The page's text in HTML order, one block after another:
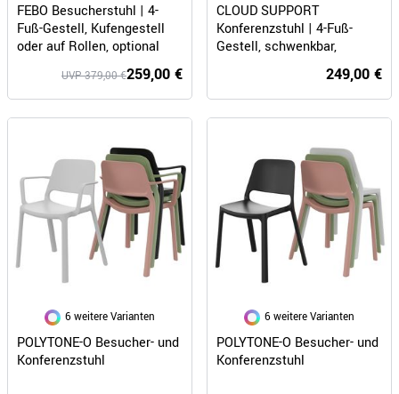
FEBO Besucherstuhl | 4-
Fuß-Gestell, Kufengestell
oder auf Rollen, optional
259,00 €
UVP 379,00 €
CLOUD SUPPORT
Konferenzstuhl | 4-Fuß-
Gestell, schwenkbar,
249,00 €
6 weitere Varianten
POLYTONE-O Besucher- und
Konferenzstuhl
6 weitere Varianten
POLYTONE-O Besucher- und
Konferenzstuhl